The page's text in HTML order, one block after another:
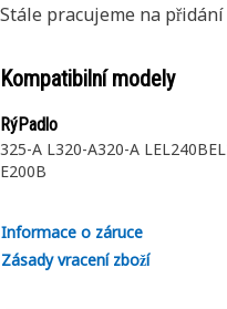
Stále pracujeme na
Kompatibilní modely
RýPadlo
325-A L320-A320-A LEL240B
E200B
Informace o záruce
Zásady vracení zboží